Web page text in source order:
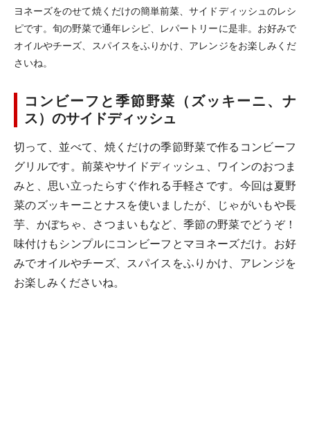
ヨネーズをのせて焼くだけの簡単前菜、サイドディッシュのレシ
ピです。旬の野菜で通年レシピ、レパートリーに是非。お好みで
オイルやチーズ、スパイスをふりかけ、アレンジをお楽しみくだ
さいね。
コンビーフと季節野菜（ズッキーニ、ナ
ス）のサイドディッシュ
切って、並べて、焼くだけの季節野菜で作るコンビーフ
グリルです。前菜やサイドディッシュ、ワインのおつま
みと、思い立ったらすぐ作れる手軽さです。今回は夏野
菜のズッキーニとナスを使いましたが、じゃがいもや長
芋、かぼちゃ、さつまいもなど、季節の野菜でどうぞ！
味付けもシンプルにコンビーフとマヨネーズだけ。お好
みでオイルやチーズ、スパイスをふりかけ、アレンジを
お楽しみくださいね。